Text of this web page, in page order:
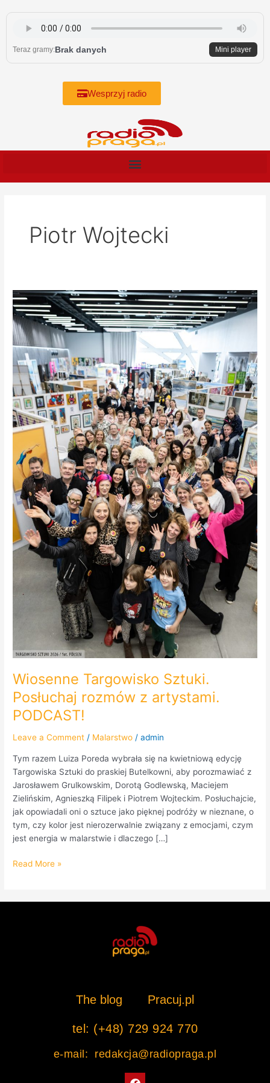
content
Teraz gramy:Brak danych Mini player
Wesprzyj radio
Piotr Wojtecki
Wiosenne Targowisko Sztuki.
Posłuchaj rozmów z artystami.
PODCAST!
Leave a Comment / Malarstwo /admin
Tym razem Luiza Poreda wybrała się na kwietniową edycję
Targowiska Sztuki do praskiej Butelkowni, aby porozmawiać z
Jarosławem Grulkowskim, Dorotą Godlewską, Maciejem
Zielińskim, Agnieszką Filipek i Piotrem Wojteckim. Posłuchajcie,
jak opowiadali oni o sztuce jako pięknej podróży w nieznane, o
tym, czy kolor jest nierozerwalnie związany z emocjami, czym
jest energia w malarstwie i dlaczego […]
Wiosenne
Targowisko
Sztuki.
Posłuchaj
rozmów
artystami.
PODCAST!
Read More »
The blog Pracuj.pl
tel: (+48) 729 924 770
e-mail: redakcja@radiopraga.pl
F